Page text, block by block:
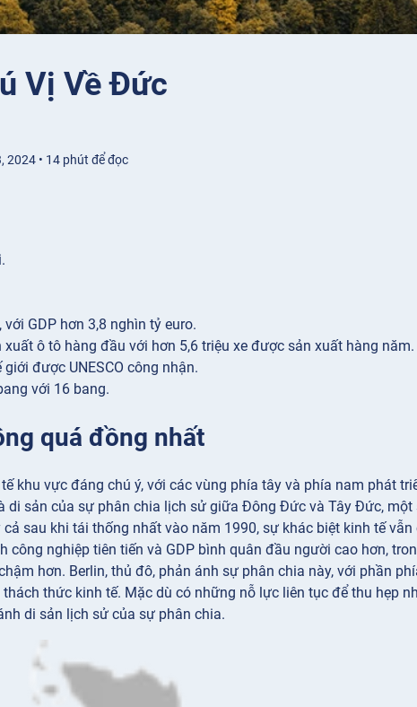
Vị Về Đức
2024 • 14 phút để đọc
với GDP hơn 3,8 nghìn tỷ euro.
xuất ô tô hàng đầu với hơn 5,6 triệu xe được sản xuất hàng năm.
giới được UNESCO công nhận.
với 16 bang.
quá đồng nhất
khu vực đáng chú ý, với các vùng phía tây và phía nam phát
di sản của sự phân chia lịch sử giữa Đông Đức và Tây Đức,
sau khi tái thống nhất vào năm 1990, sự khác biệt kinh tế
công nghiệp tiên tiến và GDP bình quân đầu người cao hơn,
hơn. Berlin, thủ đô, phản ánh sự phân chia này, với phần
thức kinh tế. Mặc dù có những nỗ lực liên tục để thu hẹp
di sản lịch sử của sự phân chia.